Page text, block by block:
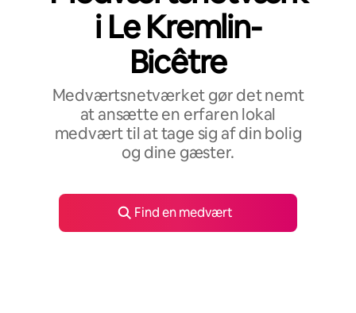
i Le Kremlin-
Bicêtre
Medværtsnetværket gør det nemt
at ansætte en erfaren lokal
medvært til at tage sig af din bolig
og dine gæster.
Find en medvært